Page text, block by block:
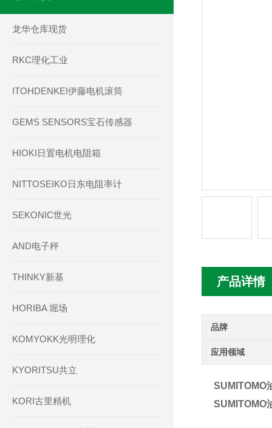
产品详情
品牌
应用领域
SUMITOMO
SUMITOMO
龙华仓库现货
RKC理化工业
ITOHDENKEI伊藤电机滚筒
GEMS SENSORS宝石传感器
HIOKI日置电机电阻箱
NITTOSEIKO日东电阻率计
SEKONIC世光
AND电子秤
THINKY新基
HORIBA 堀场
KOMYOKK光明理化
KYORITSU共立
KORI古里精机